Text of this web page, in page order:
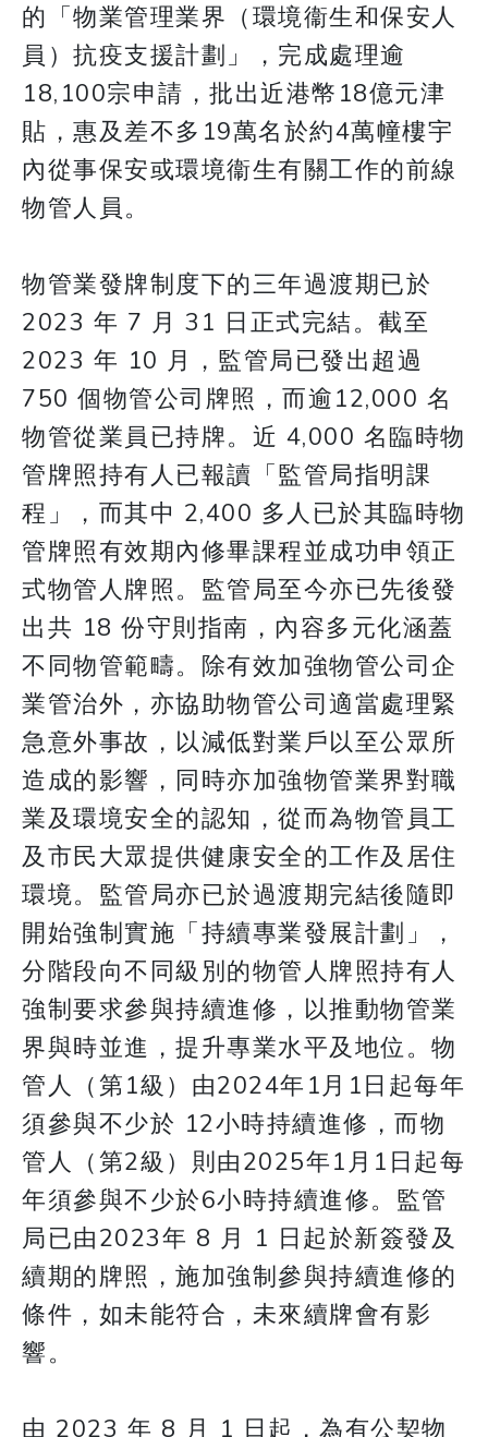
的「物業管理業界（環境衞生和保安人
員）抗疫支援計劃」，完成處理逾
18,100宗申請，批出近港幣18億元津
貼，惠及差不多19萬名於約4萬幢樓宇
內從事保安或環境衞生有關工作的前線
物管人員。
物管業發牌制度下的三年過渡期已於
2023 年 7 月 31 日正式完結。截至
2023 年 10 月，監管局已發出超過
750 個物管公司牌照，而逾12,000 名
物管從業員已持牌。近 4,000 名臨時物
管牌照持有人已報讀「監管局指明課
程」，而其中 2,400 多人已於其臨時物
管牌照有效期內修畢課程並成功申領正
式物管人牌照。監管局至今亦已先後發
出共 18 份守則指南，內容多元化涵蓋
不同物管範疇。除有效加強物管公司企
業管治外，亦協助物管公司適當處理緊
急意外事故，以減低對業戶以至公眾所
造成的影響，同時亦加強物管業界對職
業及環境安全的認知，從而為物管員工
及市民大眾提供健康安全的工作及居住
環境。監管局亦已於過渡期完結後隨即
開始強制實施「持續專業發展計劃」，
分階段向不同級別的物管人牌照持有人
強制要求參與持續進修，以推動物管業
界與時並進，提升專業水平及地位。物
管人（第1級）由2024年1月1日起每年
須參與不少於 12小時持續進修，而物
管人（第2級）則由2025年1月1日起每
年須參與不少於6小時持續進修。監管
局已由2023年 8 月 1 日起於新簽發及
續期的牌照，施加強制參與持續進修的
條件，如未能符合，未來續牌會有影
響。
由 2023 年 8 月 1 日起，為有公契物